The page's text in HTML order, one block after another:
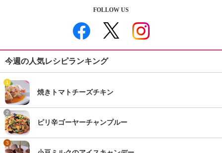
FOLLOW US
今週の人気レシピランキング
1
焼きトマトチーズチキン
2
ピリ辛ゴーヤーチャンプルー
3